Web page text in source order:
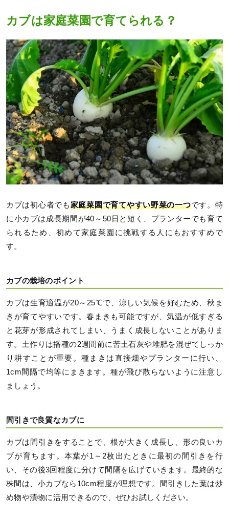
カブは家庭菜園で育てられる？
カブは初心者でも家庭菜園で育てやすい野菜の一つです。特
に小カブは成長期間が40～50日と短く、プランターでも育て
られるため、初めて家庭菜園に挑戦する人にもおすすめで
す。
カブの栽培のポイント
カブは生育適温が20～25℃で、涼しい気候を好むため、秋ま
きが育てやすいです。春まきも可能ですが、気温が低すぎる
と花芽が形成されてしまい、うまく成長しないことがありま
す。土作りは播種の2週間前に苦土石灰や堆肥を混ぜてしっか
り耕すことが重要。種まきは直接畑やプランターに行い、
1cm間隔で均等にまきます。種が飛び散らないように注意し
ましょう。
間引きで良質なカブに
カブは間引きをすることで、根が大きく成長し、形の良いカ
ブが育ちます。本葉が1～2枚出たときに最初の間引きを行
い、その後3回程度に分けて間隔を広げていきます。最終的な
株間は、小カブなら10cm程度が理想です。間引きした葉は炒
め物や漬物に活用できるので、ぜひお試しください。